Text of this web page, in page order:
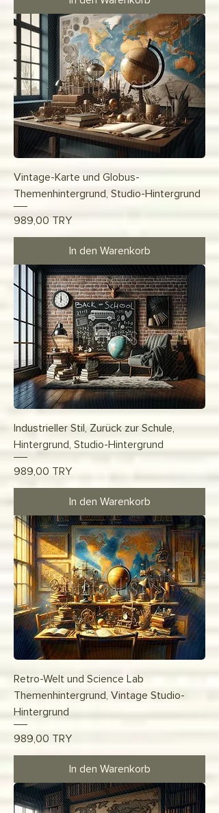
Vintage-Karte und Globus-
Themenhintergrund, Studio-Hintergrund
Preis
989,00 TRY
In den Warenkorb
Industrieller Stil, Zurück zur Schule,
Hintergrund, Studio-Hintergrund
Preis
989,00 TRY
In den Warenkorb
Retro-Welt und Science Lab
Themenhintergrund, Vintage Studio-
Hintergrund
Preis
989,00 TRY
In den Warenkorb